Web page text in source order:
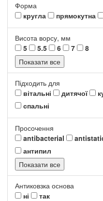
Форма
кругла
прямокутна
Висота ворсу, мм
5
5.5 6 7
8
Показати все
Підходить для
вітальні
дитячої
спальні
Просочення
antibacterial
антипил
Показати все
Антиковзка основа
ні
так